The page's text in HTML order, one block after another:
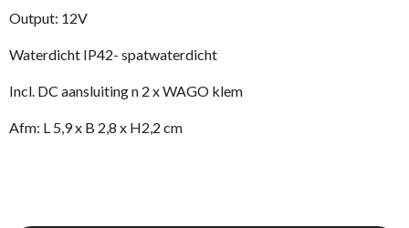
Output: 12V
Waterdicht IP42- spatwaterdicht
Incl. DC aansluiting n 2 x WAGO klem
Afm: L 5,9 x B 2,8 x H2,2 cm